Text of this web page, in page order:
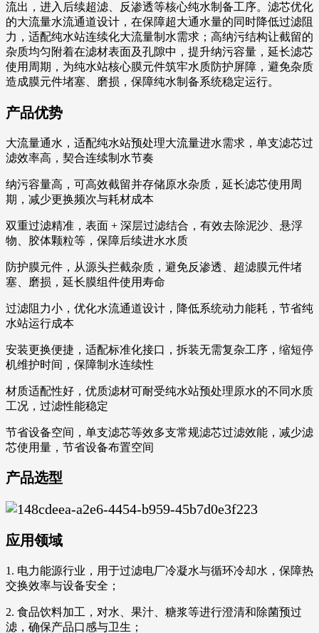
流出，进入后续超滤、反渗透等核心纯水制备工序。滤芯优化
的大流量水流通道设计，在保障超大通水量的同时降低过滤阻
力，适配纯水站连续化大流量制水需求；高纳污结构让截留的
杂质均匀附着在滤材表面及孔隙中，提升纳污容量，延长滤芯
使用周期，为纯水站核心膜元件筑牢水质防护屏障，避免杂质
造成膜元件堵塞、磨损，保障纯水制备系统稳定运行。
产品优势
大流量通⽔，适配纯水站预处理大流量进水需求，单支滤芯过
滤效率高，契合连续制水节奏
纳污容量高，可高效截留并存储原水杂质，延长滤芯使用周
期，减少更换频次与耗材成本
双重过滤精准，表面 + 深层过滤结合，有效去除泥沙、悬浮
物、胶体颗粒等，保障后续进水水质
防护膜元件，从源头拦截杂质，避免反渗透、超滤膜元件堵
塞、磨损，延长膜组件使用寿命
过滤阻力小，优化水流通道设计，降低系统动力能耗，节省纯
水站运行成本
安装更换便捷，适配标准化接口，拆装无需复杂工序，缩短停
机维护时间，保障制水连续性
材质适配性好，优质滤材可耐受纯水站预处理原水的不同水质
工况，过滤性能稳定
节省设备空间，单支滤芯等效多支常规滤芯过滤效能，减少滤
芯使用量，节省设备布置空间
产品选型
应用领域
1. 电力能源行业，用于过滤电厂冷凝水与循环冷却水，保障热
交换效率与设备安全；
2. 食品饮料加工，对水、果汁、糖浆等进行澄清和除菌预过
滤，确保产品口感与卫生；